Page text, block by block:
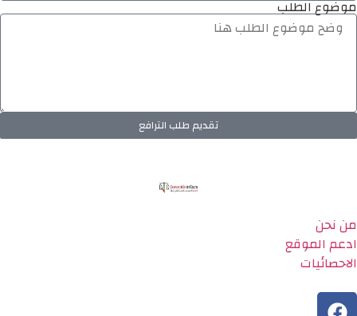
موضوع الطلب
تقديم طلب الترافع
من نحن
ادعم الموقع
الاحصائيات